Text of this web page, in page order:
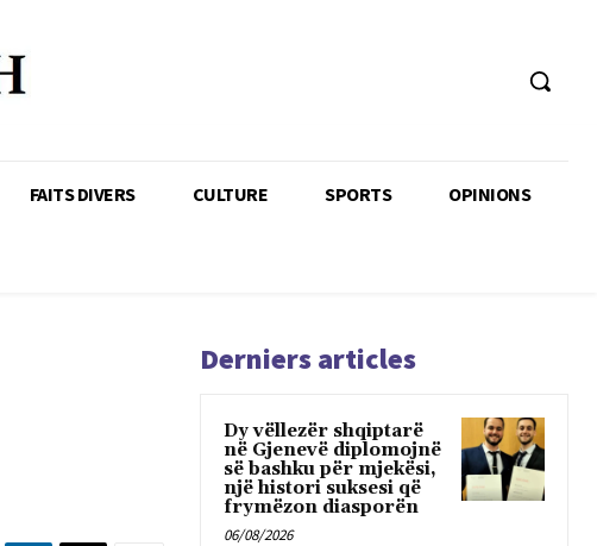
FAITS DIVERS CULTURE SPORTS OPINIONS
Derniers articles
Dy vëllezër shqiptarë
në Gjenevë diplomojnë
së bashku për mjekësi,
një histori suksesi që
frymëzon diasporën
06/08/2026